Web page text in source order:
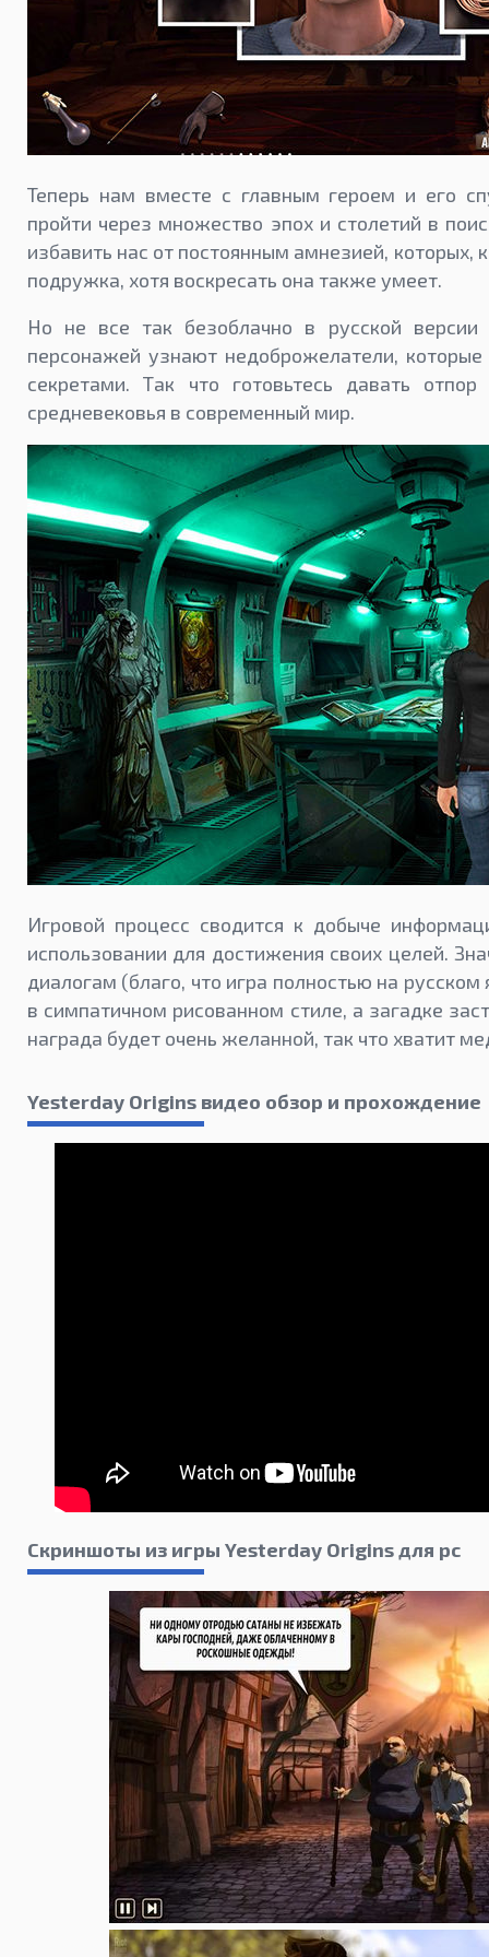
Теперь нам вместе с главным героем и его
пройти через множество эпох и столетий в
избавить нас от постоянным амнезией, которых,
подружка, хотя воскресать она также умеет.
Но не все так безоблачно в русской
персонажей узнают недоброжелатели, которые
секретами. Так что готовьтесь давать
средневековья в современный мир.
Игровой процесс сводится к добыче
использовании для достижения своих целей.
диалогам (благо, что игра полностью на
в симпатичном рисованном стиле, а загадке
награда будет очень желанной, так что хватит
Yesterday Origins видео обзор и прохождение
Скриншоты из игры Yesterday Origins для pc